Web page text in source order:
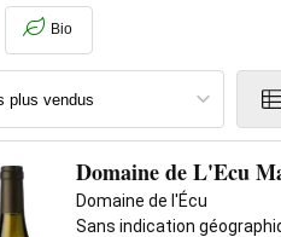
Bio
Domaine de L'Ecu
Domaine de l'Écu
Sans indication